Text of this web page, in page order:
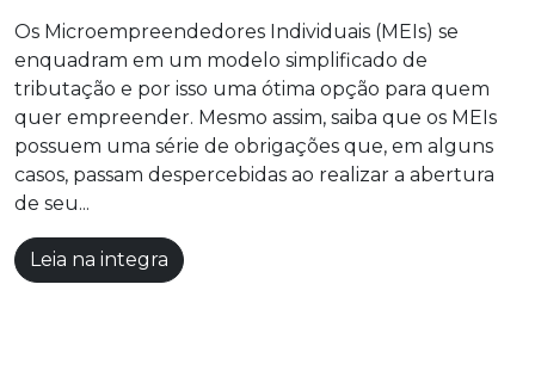
Os Microempreendedores Individuais (MEIs) se
enquadram em um modelo simplificado de
tributação e por isso uma ótima opção para quem
quer empreender. Mesmo assim, saiba que os MEIs
possuem uma série de obrigações que, em alguns
casos, passam despercebidas ao realizar a abertura
de seu...
Leia na integra